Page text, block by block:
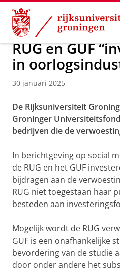
Skip
Content
Skip
Navigation
Over ons Actueel Nieuws
RUG en GUF
in
30 januari 2025
De Rijksuniversiteit
Groninger
bedrijven die de
In berichtgeving op social
de RUG en het GUF
bijdragen aan de
RUG niet toegestaan haar
besteden aan
Mogelijk wordt de RUG
GUF is een onafhankelijke
bevordering van de studie
door onder andere het